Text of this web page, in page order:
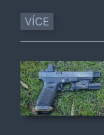
navstivne,
VÍCE